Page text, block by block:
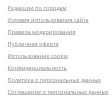
Редакции по городам
Условия использования сайта
Правила модерирования
Публичная оферта
Использование cookie
Конфиденциальность
Политика о персональных данных
Соглашение о персональных данных